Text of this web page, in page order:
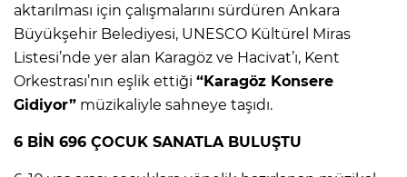
aktarılması için çalışmalarını sürdüren Ankara
Büyükşehir Belediyesi, UNESCO Kültürel Miras
Listesi’nde yer alan Karagöz ve Hacivat’ı, Kent
Orkestrası’nın eşlik ettiği “Karagöz Konsere
Gidiyor” müzikaliyle sahneye taşıdı.
6 BİN 696 ÇOCUK SANATLA BULUŞTU